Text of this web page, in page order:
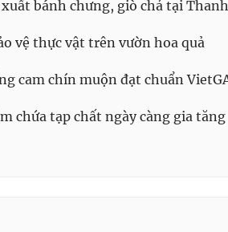
bánh chưng, giò chả tại
vệ thực vật trên vườn hoa quả
cam chín muộn đạt chuẩn
chứa tạp chất ngày càng gia tăng